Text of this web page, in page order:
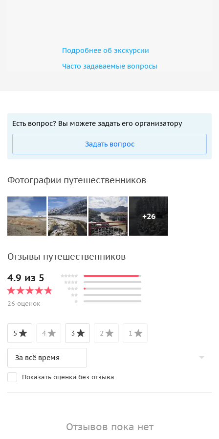
Подробнее об экскурсии
Часто задаваемые вопросы
Есть вопрос? Вы можете задать его организатору
Задать вопрос
Фотографии путешественников
+26
Отзывы путешественников
4.9 из 5
26 оценок
5 4 3 2 1
Показать оценки без отзыва
Отзывов пока нет